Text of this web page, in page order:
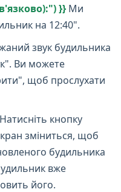
}} Ми
на 12:40".
звук будильника
Ви можете
щоб прослухати
Натисніть кнопку
зміниться, щоб
будильника
вже
його.